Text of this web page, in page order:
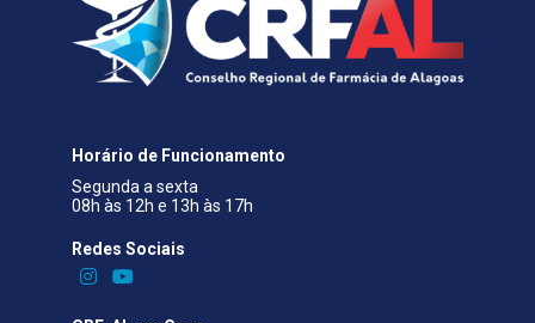
Horário de Funcionamento
Segunda a sexta
08h às 12h e 13h às 17h
Redes Sociais​